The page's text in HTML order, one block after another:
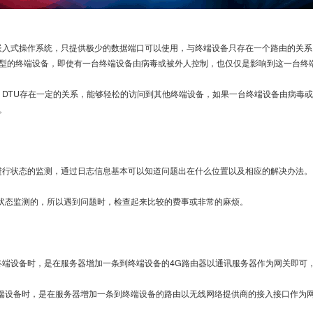
操作系统，只提供极少的数据端口可以使用，与终端设备只存在一个路由的关
的终端设备，即使有一台终端设备由病毒或被外人控制，也仅仅是影响到这一台终
存在一定的关系，能够轻松的访问到其他终端设备，如果一台终端设备由病毒
的监测，通过日志信息基本可以知道问题出在什么位置以及相应的解决办法。
测的，所以遇到问题时，检查起来比较的费事或非常的麻烦。
备时，是在服务器增加一条到终端设备的4G路由器以通讯服务器作为网关即可
时，是在服务器增加一条到终端设备的路由以无线网络提供商的接入接口作为